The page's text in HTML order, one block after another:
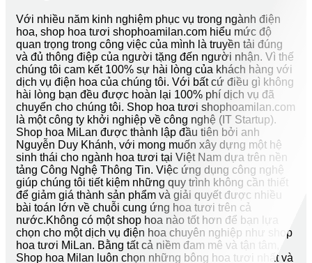
Với nhiều năm kinh nghiệm phục vụ trong ngành điện
hoa, shop hoa tươi shophoamilan.com hiểu mức độ
quan trọng trong công việc của mình là truyền tải đúng
và đủ thông điệp của người tặng đến người nhận. Vì thế
chúng tôi cam kết 100% sự hài lòng của khách hàng với
dịch vụ điện hoa của chúng tôi. Với bất cứ điều gì không
hài lòng bạn đều được hoàn lại 100% phí dịch vụ đã
chuyển cho chúng tôi. Shop hoa tươi shophoamilan.com
là một công ty khởi nghiệp về công nghệ (IT Startup).
Shop hoa MiLan được thành lập đầu tiên bởi anh
Nguyễn Duy Khánh, với mong muốn xây dựng một hệ
sinh thái cho ngành hoa tươi tại Việt Nam dựa trên nền
tảng Công Nghệ Thông Tin. Việc ứng dụng công nghệ
giúp chúng tôi tiết kiệm những quy trình không cần thiết
để giảm giá thành sản phẩm và giải quyết được nhiều
bài toán lớn về chuỗi cung ứng hoa tươi trên cả
nước.Không có một shop hoa nào tốt hơn để bạn lựa
chọn cho một dịch vụ điện hoa chuyên nghiệp như shop
hoa tươi MiLan. Bằng tất cả niềm đam mê và tận tâm,
Shop hoa Milan luôn chọn những bông hoa tươi nhất và